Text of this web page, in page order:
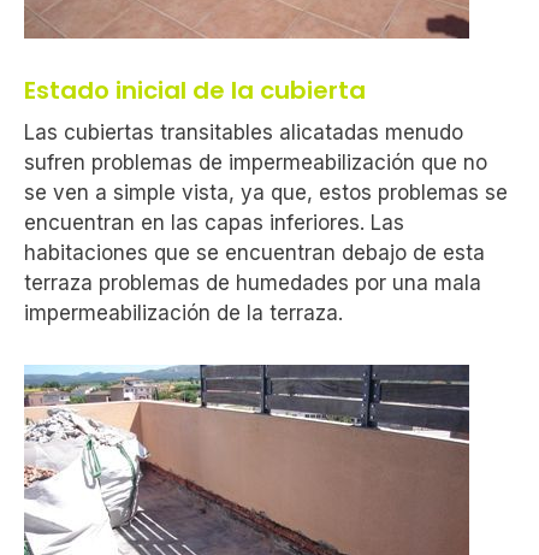
Estado inicial de la cubierta
Las cubiertas transitables alicatadas menudo
sufren problemas de impermeabilización que no
se ven a simple vista, ya que, estos problemas se
encuentran en las capas inferiores. Las
habitaciones que se encuentran debajo de esta
terraza problemas de humedades por una mala
impermeabilización de la terraza.